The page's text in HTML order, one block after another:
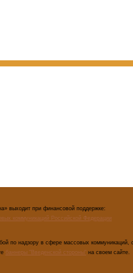
выходит при финансовой поддержке:
коммуникаций Российской Федерации
по надзору в сфере массовых
баннеры "Введенской стороны" на своем сайте.